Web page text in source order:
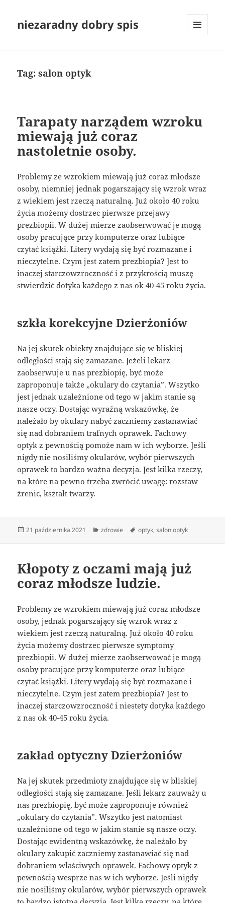
niezaradny dobry spis
Tag:salon optyk
Tarapaty narządem wzroku
miewają już coraz
nastoletnie osoby.
Problemy ze wzrokiem miewają już coraz młodsze
osoby, niemniej jednak pogarszający się wzrok wraz
z wiekiem jest rzeczą naturalną. Już około 40 roku
życia możemy dostrzec pierwsze przejawy
prezbiopii. W dużej mierze zaobserwować je mogą
osoby pracujące przy komputerze oraz lubiące
czytać książki. Litery wydają się być rozmazane i
nieczytelne. Czym jest zatem prezbiopia? Jest to
inaczej starczowzroczność i z przykrością muszę
stwierdzić dotyka każdego z nas ok 40-45 roku życia.
szkła korekcyjne Dzierżoniów
Na jej skutek obiekty znajdujące się w bliskiej
odległości stają się zamazane. Jeżeli lekarz
zaobserwuje u nas prezbiopię, być może
zaproponuje także „okulary do czytania”. Wszytko
jest jednak uzależnione od tego w jakim stanie są
nasze oczy. Dostając wyraźną wskazówkę, że
należało by okulary nabyć zaczniemy zastanawiać
się nad dobraniem trafnych oprawek. Fachowy
optyk z pewnością pomoże nam w ich wyborze. Jeśli
nigdy nie nosiliśmy okularów, wybór pierwszych
oprawek to bardzo ważna decyzja. Jest kilka rzeczy,
na które na pewno trzeba zwrócić uwagę: rozstaw
źrenic, kształt twarzy.
Data
21 października 2021 Kategorie
zdrowie Tagi
optyk,salon optyk
Kłopoty z oczami mają już
coraz młodsze ludzie.
Problemy ze wzrokiem miewają już coraz młodsze
osoby, jednak pogarszający się wzrok wraz z
wiekiem jest rzeczą naturalną. Już około 40 roku
życia możemy dostrzec pierwsze symptomy
prezbiopii. W dużej mierze zaobserwować je mogą
osoby pracujące przy komputerze oraz lubiące
czytać książki. Litery wydają się być rozmazane i
nieczytelne. Czym jest zatem prezbiopia? Jest to
inaczej starczowzroczność i niestety dotyka każdego
z nas ok 40-45 roku życia.
zakład optyczny Dzierżoniów
Na jej skutek przedmioty znajdujące się w bliskiej
odległości stają się zamazane. Jeśli lekarz zauważy u
nas prezbiopię, być może zaproponuje również
„okulary do czytania”. Wszytko jest natomiast
uzależnione od tego w jakim stanie są nasze oczy.
Dostając ewidentną wskazówkę, że należało by
okulary zakupić zaczniemy zastanawiać się nad
dobraniem właściwych oprawek. Fachowy optyk z
pewnością wesprze nas w ich wyborze. Jeśli nigdy
nie nosiliśmy okularów, wybór pierwszych oprawek